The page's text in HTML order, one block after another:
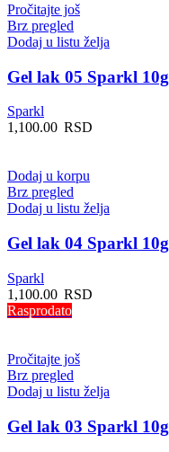
Pročitajte još
Brz pregled
Dodaj u listu želja
Gel lak 05 Sparkl 10g
Sparkl
1,100.00 RSD
Dodaj u korpu
Brz pregled
Dodaj u listu želja
Gel lak 04 Sparkl 10g
Sparkl
1,100.00 RSD
Rasprodato
Pročitajte još
Brz pregled
Dodaj u listu želja
Gel lak 03 Sparkl 10g